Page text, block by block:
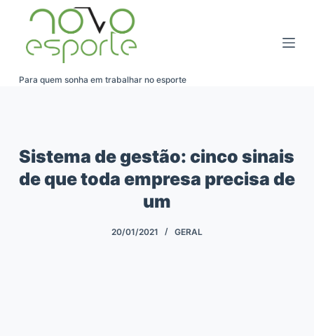
Para quem sonha em trabalhar no esporte
Sistema de gestão: cinco sinais
de que toda empresa precisa de
um
20/01/2021 GERAL